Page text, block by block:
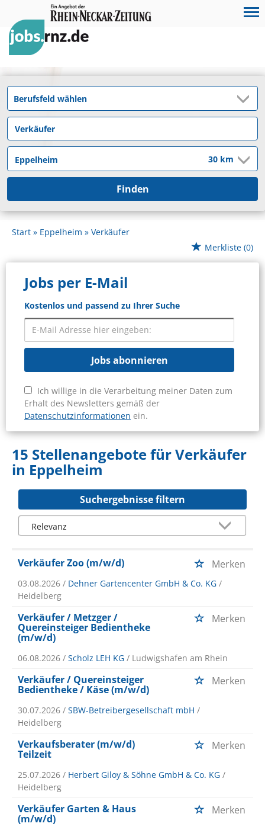
Finden
Start Eppelheim
Verkäufer
Merkliste (0)
Jobs per E-Mail
Kostenlos und passend zu Ihrer Suche
Jobs abonnieren
Ich willige in die Verarbeitung meiner Daten zum
Erhalt des Newsletters gemäß der
Datenschutzinformationen ein.
15 Stellenangebote für Verkäufer
in Eppelheim
Suchergebnisse filtern
Verkäufer Zoo (m/w/d) Merken
03.08.2026 / Dehner Gartencenter GmbH & Co. KG /
Heidelberg
Verkäufer / Metzger /
Quereinsteiger Bedientheke
(m/w/d)
Merken
06.08.2026 / Scholz LEH KG / Ludwigshafen am Rhein
Verkäufer / Quereinsteiger
Bedientheke / Käse (m/w/d)
Merken
30.07.2026 / SBW-Betreibergesellschaft mbH /
Heidelberg
Verkaufsberater (m/w/d)
Teilzeit
Merken
25.07.2026 / Herbert Giloy & Söhne GmbH & Co. KG /
Heidelberg
Verkäufer Garten & Haus
(m/w/d)
Merken